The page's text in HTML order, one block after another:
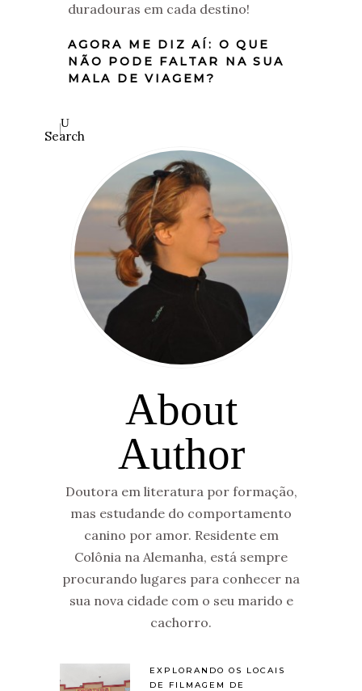
duradouras em cada destino!
AGORA ME DIZ AÍ: O QUE
NÃO PODE FALTAR NA SUA
MALA DE VIAGEM?
Search
About
Author
Doutora em literatura por formação,
mas estudande do comportamento
canino por amor. Residente em
Colônia na Alemanha, está sempre
procurando lugares para conhecer na
sua nova cidade com o seu marido e
cachorro.
EXPLORANDO OS LOCAIS
DE FILMAGEM DE